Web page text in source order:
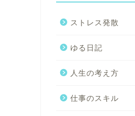
ストレス発散
ゆる日記
人生の考え方
仕事のスキル